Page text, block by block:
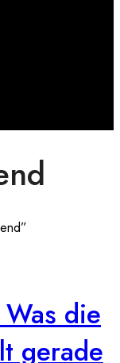
die
gerade